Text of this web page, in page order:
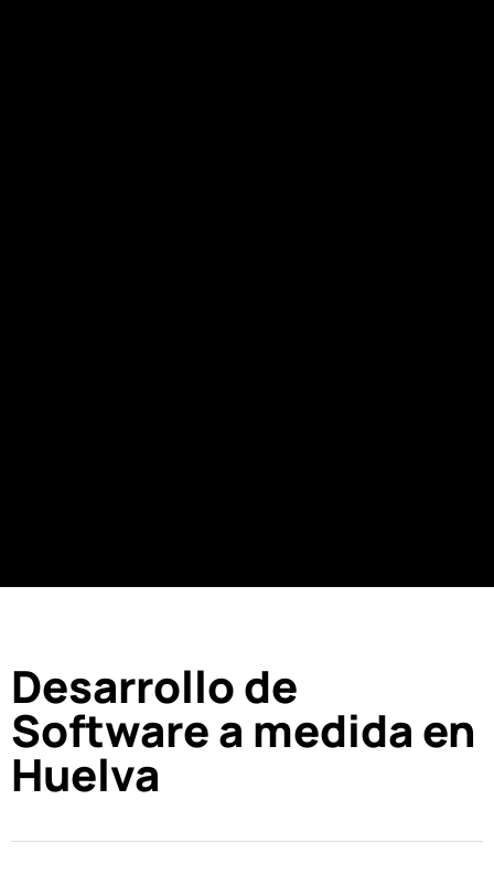
Desarrollo de
Software a medida en
Huelva